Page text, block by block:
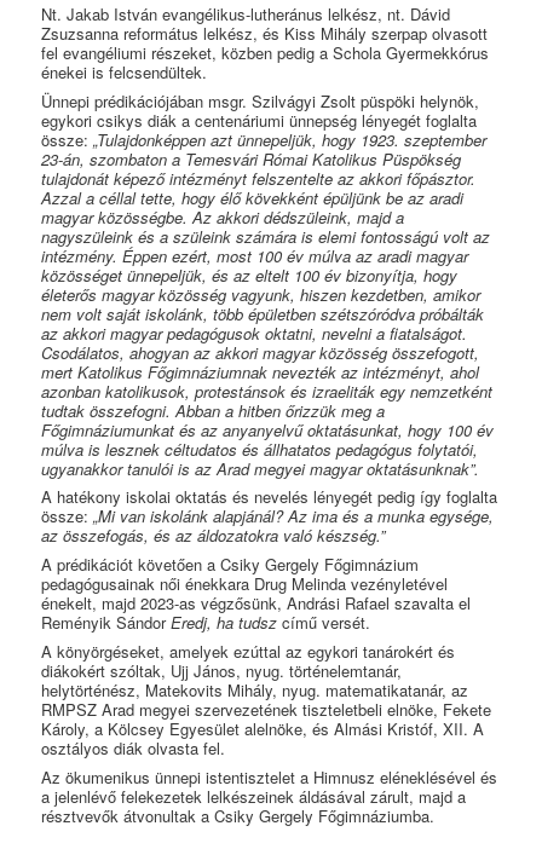
Nt. Jakab István evangélikus-lutheránus lelkész, nt. Dávid
Zsuzsanna református lelkész, és Kiss Mihály szerpap olvasott
fel evangéliumi részeket, közben pedig a Schola Gyermekkórus
énekei is felcsendültek.
Ünnepi prédikációjában msgr. Szilvágyi Zsolt püspöki helynök,
egykori csikys diák a centenáriumi ünnepség lényegét foglalta
össze:„Tulajdonképpen azt ünnepeljük, hogy 1923. szeptember
23-án, szombaton a Temesvári Római Katolikus Püspökség
tulajdonát képező intézményt felszentelte az akkori főpásztor.
Azzal a céllal tette, hogy élő kövekként épüljünk be az aradi
magyar közösségbe. Az akkori dédszüleink, majd a
nagyszüleink és a szüleink számára is elemi fontosságú volt az
intézmény. Éppen ezért, most 100 év múlva az aradi magyar
közösséget ünnepeljük, és az eltelt 100 év bizonyítja, hogy
életerős magyar közösség vagyunk, hiszen kezdetben, amikor
nem volt saját iskolánk, több épületben szétszóródva próbálták
az akkori magyar pedagógusok oktatni, nevelni a fiatalságot.
Csodálatos, ahogyan az akkori magyar közösség összefogott,
mert Katolikus Főgimnáziumnak nevezték az intézményt, ahol
azonban katolikusok, protestánsok és izraeliták egy nemzetként
tudtak összefogni. Abban a hitben őrizzük meg a
Főgimnáziumunkat és az anyanyelvű oktatásunkat, hogy 100 év
múlva is lesznek céltudatos és állhatatos pedagógus folytatói,
ugyanakkor tanulói is az Arad megyei magyar oktatásunknak”.
A hatékony iskolai oktatás és nevelés lényegét pedig így foglalta
össze:„Mi van iskolánk alapjánál? Az ima és a munka egysége,
az összefogás, és az áldozatokra való készség.”
A prédikációt követően a Csiky Gergely Főgimnázium
pedagógusainak női énekkara Drug Melinda vezényletével
énekelt, majd 2023-as végzősünk, Andrási Rafael szavalta el
Reményik SándorEredj, ha tudsz című versét.
A könyörgéseket, amelyek ezúttal az egykori tanárokért és
diákokért szóltak, Ujj János, nyug. történelemtanár,
helytörténész, Matekovits Mihály, nyug. matematikatanár, az
RMPSZ Arad megyei szervezetének tiszteletbeli elnöke, Fekete
Károly, a Kölcsey Egyesület alelnöke, és Almási Kristóf, XII. A
osztályos diák olvasta fel.
Az ökumenikus ünnepi istentisztelet a Himnusz eléneklésével és
a jelenlévő felekezetek lelkészeinek áldásával zárult, majd a
résztvevők átvonultak a Csiky Gergely Főgimnáziumba.